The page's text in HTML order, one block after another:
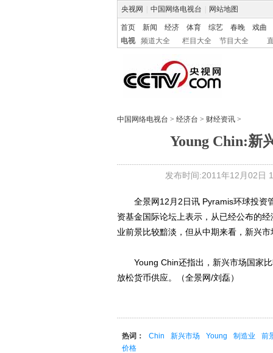
央视网 中国网络电视台 网站地图
首页 新闻 经济 体育 综艺 春晚 戏曲
电视
频道大全 栏目大全 节目大全
中国网络电视台 > 经济台 > 财经资讯 >
Young Chin:新
发布时间:2011年12月02日
全景网12月2日讯 Pyramis环球投资
资基金国际论坛上表示，从已经公布的
业前景比较黯淡，但从中期来看，新兴市
Young Chin还指出，新兴市场国家比
放松货币供应。（全景网/刘磊）
热词： Chin 新兴市场 Young 制造业 前
价格